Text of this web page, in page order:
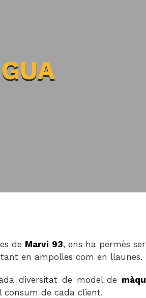
de Marvi 93, ens ha permès
en ampolles com en llaunes.
diversitat de model de
consum de cada client.